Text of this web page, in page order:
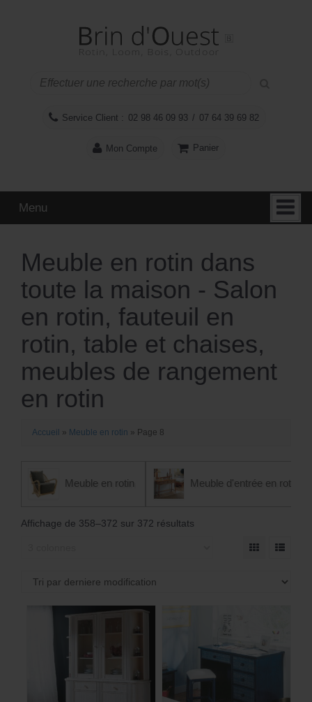
Service Client : 02 98 46 09 93 / 07 64 39 69 82
Mon Compte Panier
Menu
Meuble en rotin dans
toute la maison - Salon
en rotin, fauteuil en
rotin, table et chaises,
meubles de rangement
en rotin
Accueil » Meuble en rotin » Page 8
Meuble en rotin Meuble d'entrée en rotin
Affichage de 358–372 sur 372 résultats